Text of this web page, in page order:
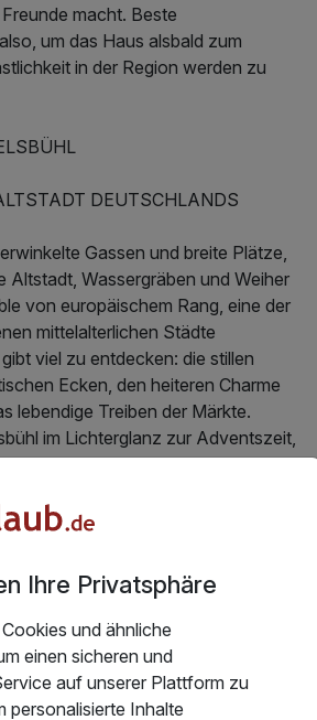
macht. Beste
um das Haus alsbald zum
in der Region werden zu
DEUTSCHLANDS
Gassen und breite Plätze,
Altstadt, Wassergräben und Weiher
von europäischem Rang, eine der
mittelalterlichen Städte
viel zu entdecken: die stillen
Ecken, den heiteren Charme
lebendige Treiben der Märkte.
im Lichterglanz zur Adventszeit,
während der Kinderzeche im Juli
Ihre Privatsphäre
und ähnliche
einen sicheren und
auf unserer Plattform zu
personalisierte Inhalte